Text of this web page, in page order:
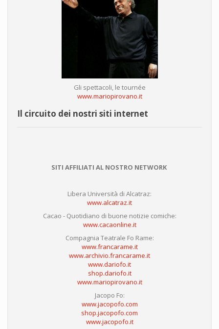
Gli spettacoli, le tournée
www.mariopirovano.it
Il circuito dei nostri siti internet
SITI AFFILIATI AL NOSTRO NETWORK
Libera Università di Alcatraz:
www.alcatraz.it
Cacao - Quotidiano di buone notizie comiche:
www.cacaonline.it
Compagnia Teatrale Fo Rame:
www.francarame.it
www.archivio.francarame.it
www.dariofo.it
shop.dariofo.it
www.mariopirovano.it
Jacopo Fo:
www.jacopofo.com
shop.jacopofo.com
www.jacopofo.it